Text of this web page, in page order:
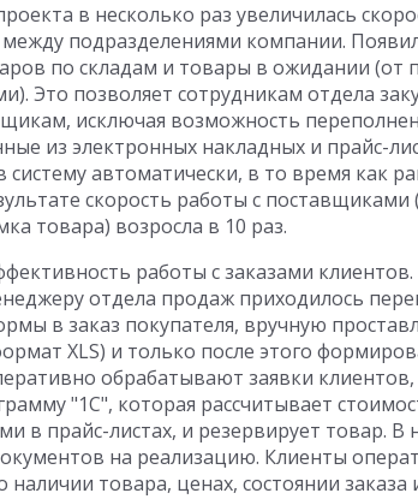
в несколько раз увеличилась
подразделениями компании.
по складам и товары в ожидании
Это позволяет сотрудникам отдела
исключая возможность
из электронных накладных и прайс-
систему автоматически, в то время как
скорость работы с
товара) возросла в 10 раз.
работы с заказами
отдела продаж приходилось
в заказ покупателя, вручную
XLS) и только после этого
обрабатывают заявки клиентов,
"1С", которая рассчитывает
в прайс-листах, и резервирует товар.
на реализацию. Клиенты
товара, ценах, состоянии заказа